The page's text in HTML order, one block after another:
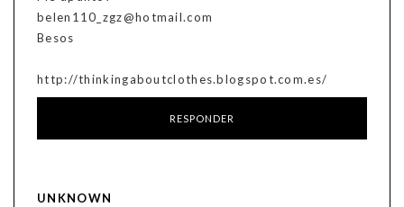
belen110_zgz@hotmail.com
Besos
http://thinkingaboutclothes.blogspot.com.es/
RESPONDER
UNKNOWN